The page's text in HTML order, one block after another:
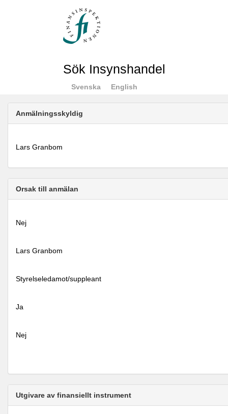
Sök Insynshandel
Svenska English
Anmälningsskyldig
Lars Granbom
Orsak till anmälan
Nej
Lars Granbom
Styrelseledamot/suppleant
Ja
Nej
Utgivare av finansiellt instrument